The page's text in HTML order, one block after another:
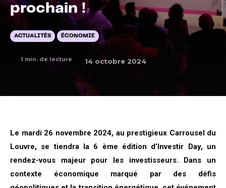
prochain !
ACTUALITÉS ÉCONOMIE
1 min. de lecture 14 octobre 2024
Le mardi 26 novembre 2024, au prestigieux Carrousel du
Louvre, se tiendra la 6 ème édition d’Investir Day, un
rendez-vous majeur pour les investisseurs. Dans un
contexte économique marqué par des défis